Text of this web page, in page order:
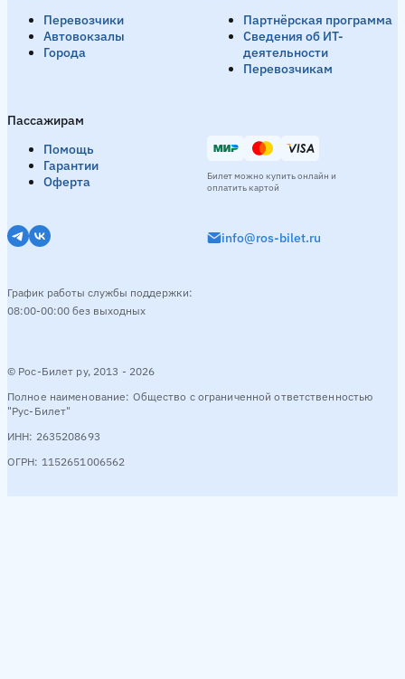
Перевозчики
Автовокзалы
Города
Пассажирам
Помощь
Гарантии
Оферта
Партнёрская программа
Сведения об ИТ-
деятельности
Перевозчикам
© Рос-Билет ру, 2013 - 2026
Полное наименование: Общество с ограниченной ответственностью
"Рус-Билет"
ИНН: 2635208693
ОГРН: 1152651006562
info@ros-bilet.ru
График работы службы поддержки:
08:00-00:00 без выходных
Билет можно купить онлайн и
оплатить картой